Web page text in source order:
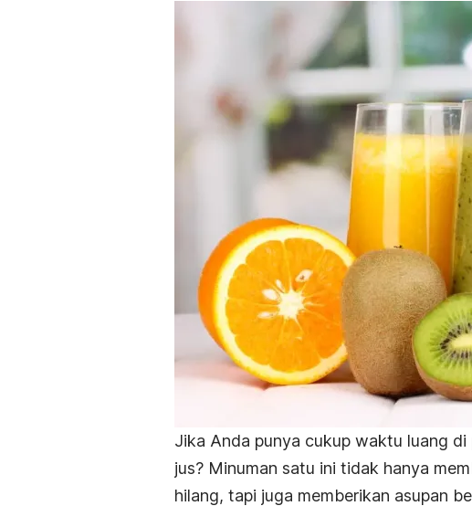
Jika Anda punya cukup waktu luang
jus? Minuman satu ini tidak hanya
hilang, tapi juga memberikan asupan